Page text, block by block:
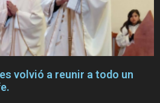
volvió a reunir a todo un